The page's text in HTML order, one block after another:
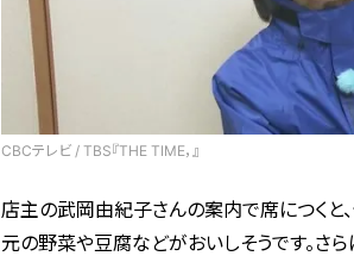
CBCテレビ / TBS『THE TIME，』
店主の武岡由紀子さんの案内で席につくと
元の野菜や豆腐などがおいしそうです。さ